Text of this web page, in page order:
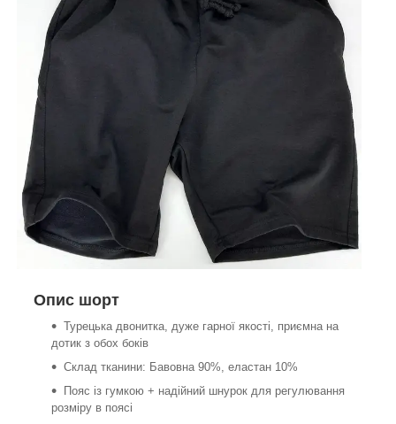
Опис шорт
Турецька двонитка, дуже гарної якості, приємна на
дотик з обох боків
Склад тканини: Бавовна 90%, еластан 10%
Пояс із гумкою + надійний шнурок для регулювання
розміру в поясі